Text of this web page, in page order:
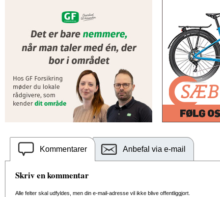
Kommentarer Anbefal via e-mail
Skriv en kommentar
Alle felter skal udfyldes, men din e-mail-adresse vil ikke blive offentliggjort.